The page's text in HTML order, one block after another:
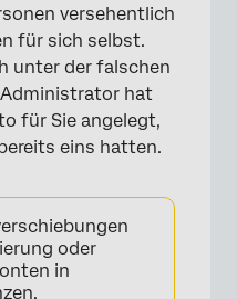
versehentlich
für sich selbst.
unter der falschen
hat
für Sie angelegt,
eins hatten.
oder
in